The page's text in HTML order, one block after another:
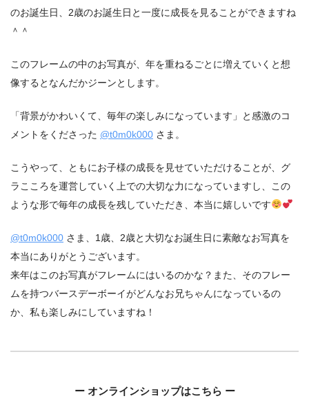
のお誕生日、2歳のお誕生日と一度に成長を見ることができますね
＾＾
このフレームの中のお写真が、年を重ねるごとに増えていくと想
像するとなんだかジーンとします。
「背景がかわいくて、毎年の楽しみになっています」と感激のコ
メントをくださった @t0m0k000 さま。
こうやって、ともにお子様の成長を見せていただけることが、グ
ラこころを運営していく上での大切な力になっていますし、この
ような形で毎年の成長を残していただき、本当に嬉しいです
@t0m0k000 さま、1歳、2歳と大切なお誕生日に素敵なお写真を
本当にありがとうございます。
来年はこのお写真がフレームにはいるのかな？また、そのフレー
ムを持つバースデーボーイがどんなお兄ちゃんになっているの
か、私も楽しみにしていますね！
ー オンラインショップはこちら ー